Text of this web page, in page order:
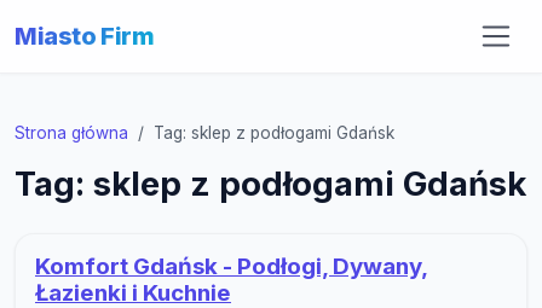
Miasto Firm
Strona główna Tag: sklep z podłogami Gdańsk
Tag: sklep z podłogami Gdańsk
Komfort Gdańsk - Podłogi, Dywany,
Łazienki i Kuchnie